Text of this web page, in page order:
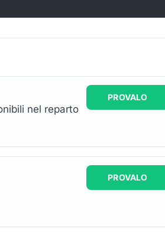
nel reparto
PROVALO
PROVALO